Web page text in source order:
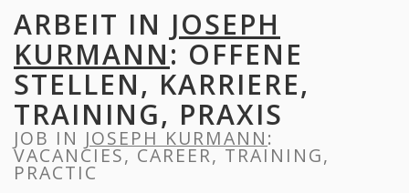
ARBEIT IN JOSEPH
KURMANN: OFFENE
STELLEN, KARRIERE,
TRAINING, PRAXIS
JOB IN JOSEPH KURMANN:
VACANCIES, CAREER, TRAINING,
PRACTIC